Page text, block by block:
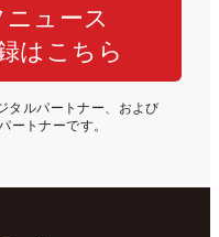
ュース
はこちら
タルパートナー、および
ートナーです。